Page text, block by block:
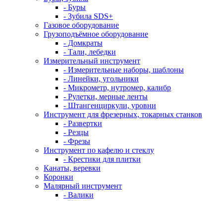
- Буры
- Зубила SDS+
Газовое оборудование
Грузоподъёмное оборудование
- Домкраты
- Тали, лебедки
Измерительный инструмент
- Измерительные наборы, шаблоны
- Линейки, угольники
- Микрометр, нутромер, калибр
- Рулетки, мерные ленты
- Штангенциркули, уровни
Инструмент для фрезерных, токарных станков
- Развертки
- Резцы
- Фрезы
Инструмент по кафелю и стеклу
- Крестики для плитки
Канаты, веревки
Коронки
Малярный инструмент
- Валики